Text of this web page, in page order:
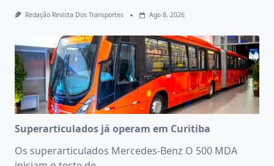
Redação Revista Dos Transportes Ago 8, 2026
Superarticulados já operam em Curitiba
Os superarticulados Mercedes-Benz O 500 MDA